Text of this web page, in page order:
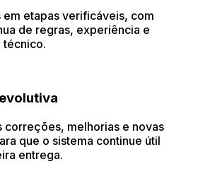
em etapas verificáveis, com
de regras, experiência e
técnico.
correções, melhorias e novas
que o sistema continue útil
entrega.